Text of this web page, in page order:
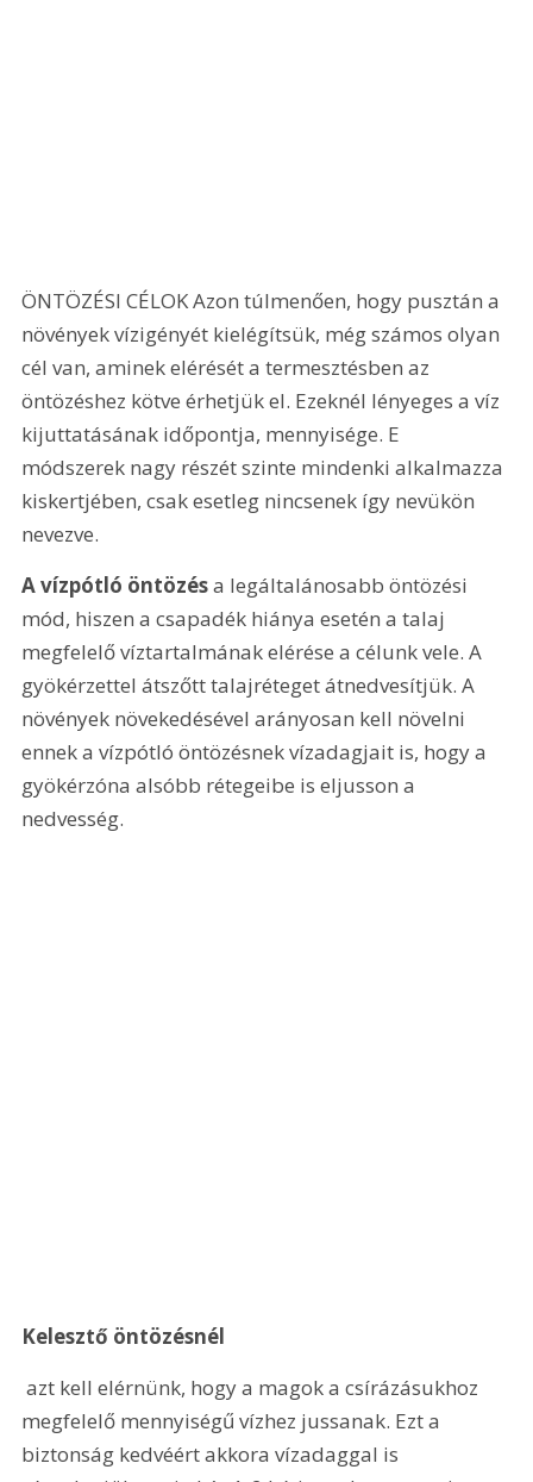
ÖNTÖZÉSI CÉLOK Azon túlmenően, hogy pusztán a
növények vízigényét kielégítsük, még számos olyan
cél van, aminek elérését a termesztésben az
öntözéshez kötve érhetjük el. Ezeknél lényeges a víz
kijuttatásának időpontja, mennyisége. E
módszerek nagy részét szinte mindenki alkalmazza
kiskertjében, csak esetleg nincsenek így nevükön
nevezve.
A vízpótló öntözés a legáltalánosabb öntözési
mód, hiszen a csapadék hiánya esetén a talaj
megfelelő víztartalmának elérése a célunk vele. A
gyökérzettel átszőtt talajréteget átnedvesítjük. A
növények növekedésével arányosan kell növelni
ennek a vízpótló öntözésnek vízadagjait is, hogy a
gyökérzóna alsóbb rétegeibe is eljusson a
nedvesség.
Kelesztő öntözésnél
azt kell elérnünk, hogy a magok a csírázásukhoz
megfelelő mennyiségű vízhez jussanak. Ezt a
biztonság kedvéért akkora vízadaggal is